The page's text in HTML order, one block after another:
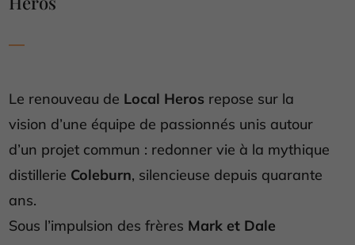
Le renouveau de Local Herosrepose sur la
vision d’une équipe de passionnés unis autour
d’un projet commun : redonner vie à la mythique
distillerie Coleburn, silencieuse depuis quarante
ans.
Sous l’impulsion des frères Mark et Dale